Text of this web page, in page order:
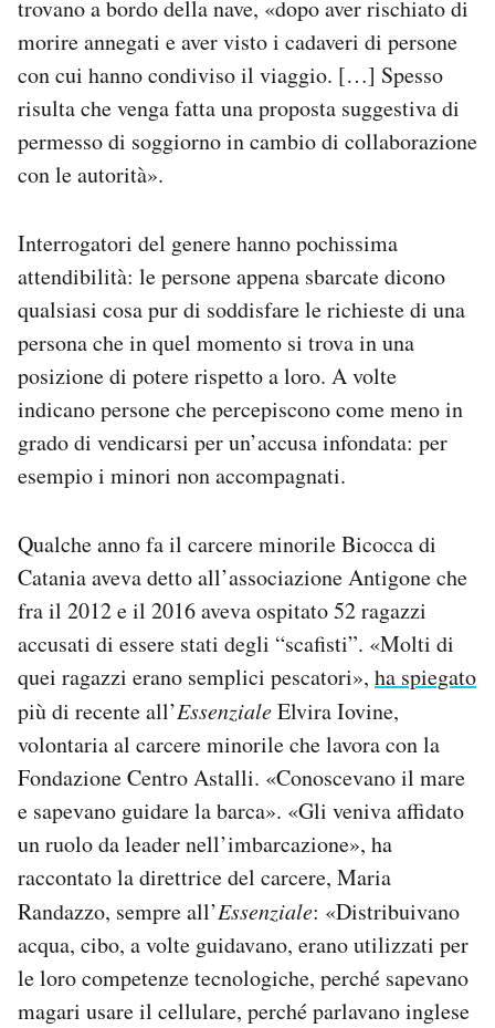
trovano a bordo della nave, «dopo aver rischiato di
morire annegati e aver visto i cadaveri di persone
con cui hanno condiviso il viaggio. […] Spesso
risulta che venga fatta una proposta suggestiva di
permesso di soggiorno in cambio di collaborazione
con le autorità».
Interrogatori del genere hanno pochissima
attendibilità: le persone appena sbarcate dicono
qualsiasi cosa pur di soddisfare le richieste di una
persona che in quel momento si trova in una
posizione di potere rispetto a loro. A volte
indicano persone che percepiscono come meno in
grado di vendicarsi per un’accusa infondata: per
esempio i minori non accompagnati.
Qualche anno fa il carcere minorile Bicocca di
Catania aveva detto all’associazione Antigone che
fra il 2012 e il 2016 aveva ospitato 52 ragazzi
accusati di essere stati degli “scafisti”. «Molti di
quei ragazzi erano semplici pescatori», ha spiegato
più di recente all’EssenzialeElvira Iovine,
volontaria al carcere minorile che lavora con la
Fondazione Centro Astalli. «Conoscevano il mare
e sapevano guidare la barca». «Gli veniva affidato
un ruolo da leader nell’imbarcazione», ha
raccontato la direttrice del carcere, Maria
Randazzo, sempre all’Essenziale: «Distribuivano
acqua, cibo, a volte guidavano, erano utilizzati per
le loro competenze tecnologiche, perché sapevano
magari usare il cellulare, perché parlavano inglese